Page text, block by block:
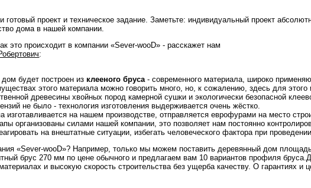
готовый проект и техническое задание. Заметьте: индивидуальный проект
дома в нашей компании.
это происходит в компании «Sever-wooD» - расскажет нам
:
будет построен изклееного бруса- современного материала, широко
этого материала можно говорить много, но, к сожалению, здесь для
древесины хвойных пород камерной сушки и экологически безопасной
не было - технология изготовления выдерживается очень жёстко.
на нашем производстве, отправляется еврофурами на место
организованы силами нашей компании, это позволяет нам постоянно
на внештатные ситуации, избегать человеческого фактора при
«Sever-wooD»? Например, только мы можем поставить деревянный дом
брус 270 мм по цене обычного и предлагаем вам 10 вариантов профиля
и высокую скорость строительства без ущерба качеству. О гарантиях и